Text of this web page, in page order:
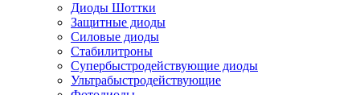
Диоды Шоттки
Защитные диоды
Силовые диоды
Стабилитроны
Супербыстродействующие диоды
Ультрабыстродействующие